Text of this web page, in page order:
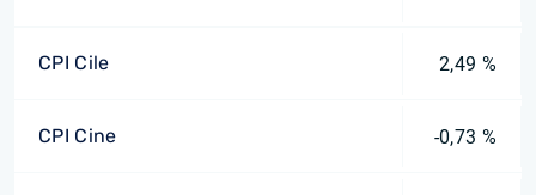
CPI Cile 2,49 %
CPI Cine -0,73 %